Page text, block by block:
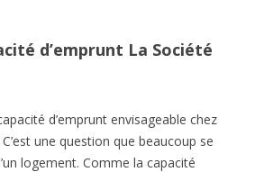
d’emprunt La Société
d’emprunt envisageable chez
une question que beaucoup se
logement. Comme la capacité